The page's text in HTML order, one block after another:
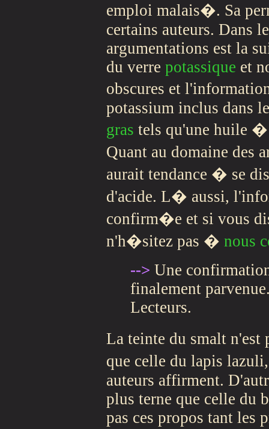
emploi malais�. Sa
certains auteurs. Dans
argumentations est la
du verre potassique et
obscures et
potassium inclus dans
gras tels qu'une huile �
Quant au domaine des
aurait tendance � se
d'acide. L� aussi,
confirm�e et si vous
n'h�sitez pas � nous
--> Une
finalement
Lecteurs.
La teinte du smalt
que celle du lapis
auteurs affirment.
plus terne que celle du
pas ces propos tant les